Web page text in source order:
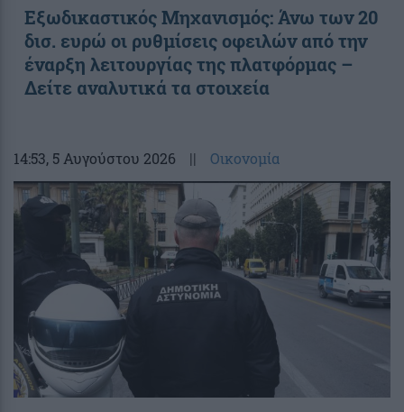
Εξωδικαστικός Μηχανισμός: Άνω των 20
δισ. ευρώ οι ρυθμίσεις οφειλών από την
έναρξη λειτουργίας της πλατφόρμας –
Δείτε αναλυτικά τα στοιχεία
14:53, 5 Αυγούστου 2026 || Οικονομία